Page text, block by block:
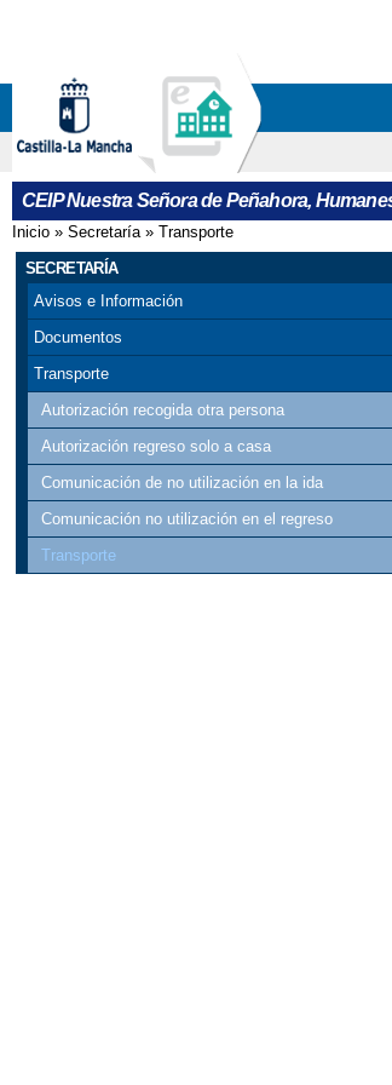
CEIP Nuestra Señora de Peñahora,
Se encuentra usted aquí
Inicio » Secretaría» Transporte
SECRETARÍA
Avisos e Información
Documentos
Transporte
Autorización recogida otra persona
Autorización regreso solo a casa
Comunicación de no utilización en la ida
Comunicación no utilización en el regreso
Transporte